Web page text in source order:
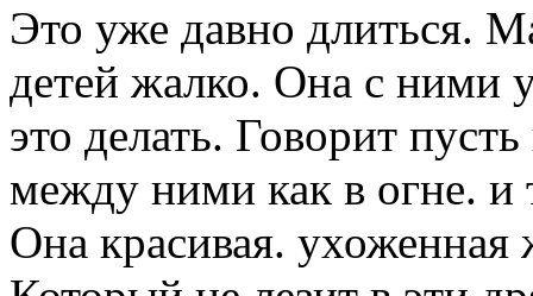
Это уже давно длиться.
детей жалко. Она с ними
это делать. Говорит
между ними как в огне. и
Она красивая.